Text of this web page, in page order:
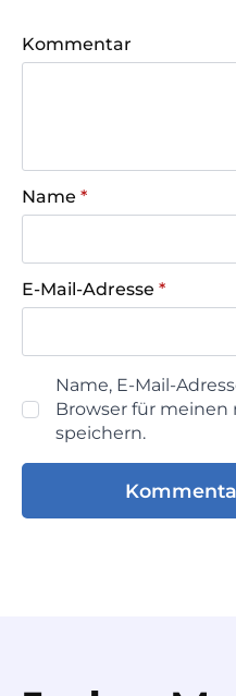
Kommentar
Name *
E-Mail-Adresse *
Name, E-Mail-
Browser für
speichern.